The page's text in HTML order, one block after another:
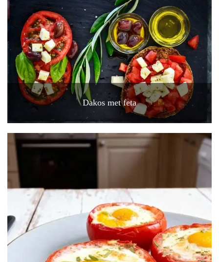
Dakos met feta